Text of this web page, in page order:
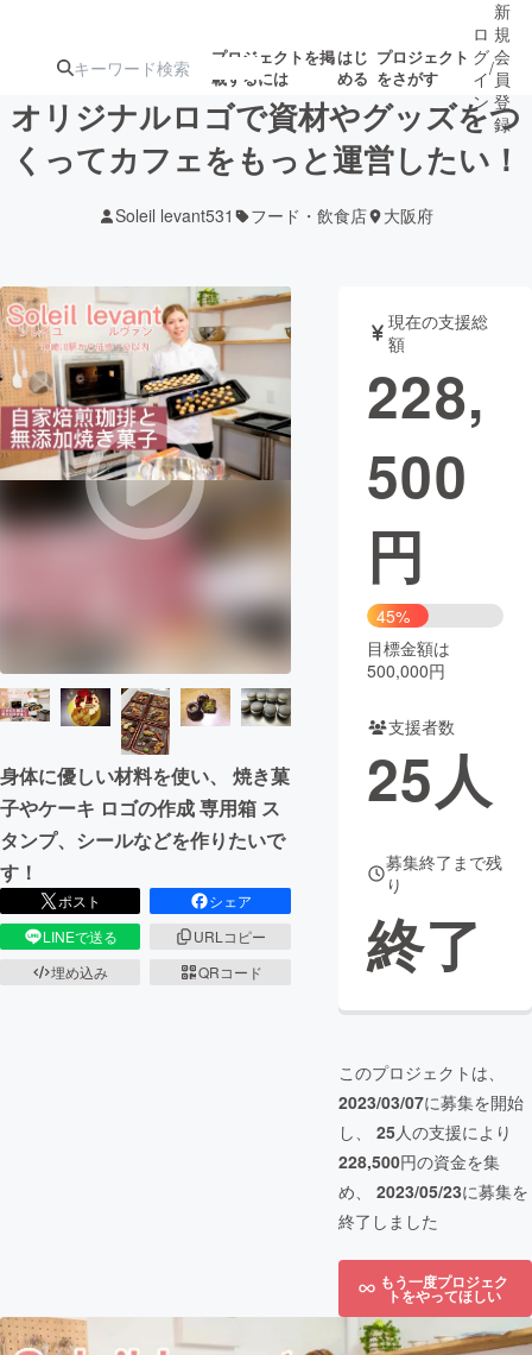
プロジェクトを掲
載するには
はじ
める
プロジェクト
をさがす
ターン
ジェクト
募集終了が近いプ
ロジェクト
もうすぐ公開
されます
アート・写真 音楽
テクノロジー・ガジェット ゲーム・サ
映像・映画
ビジネス・起業
まちづくり・地域活性化
CAMPFIRE for Social Good CAMPFIRE Creation
CAMPFIREふるさと納税machi-ya コミュニティ
ロ
グ
イ
ン
/
新
規
会
員
登
録
オリジナルロゴで資材やグッズをつ
くってカフェをもっと運営したい！
Soleil levant531 フード・飲食店 大阪府
身体に優しい材料を使い、 焼き菓
子やケーキ ロゴの作成 専用箱 ス
タンプ、シールなどを作りたいで
す！
ポスト
シェア
LINEで送る
URLコピー
埋め込み
QRコード
現在の支援総
額
228,
500
円
45%
目標金額は
500,000円
支援者数
25人
募集終了まで残
り
終了
このプロジェクトは、
2023/03/07に募集を開始
し、 25人の支援により
228,500円の資金を集
め、 2023/05/23に募集を
終了しました
もう一度プロジェク
トをやってほしい